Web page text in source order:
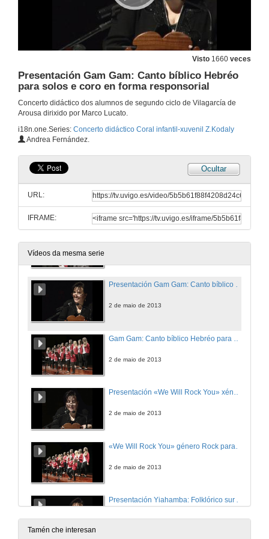
Visto 1660 veces
Presentación Gam Gam: Canto bíblico Hebréo
para solos e coro en forma responsorial
Concerto didáctico dos alumnos de segundo ciclo de Vilagarcía de
Arousa dirixido por Marco Lucato.
i18n.one.Series: Concerto didáctico Coral infantil-xuvenil Z.Kodaly
Andrea Fernández.
Ocultar
URL:
IFRAME:
Vídeos da mesma serie
2 de maio de 2013
2 de maio de 2013
Presentación We are the World: Solos e coro a unísono
2 de maio de 2013
We are the World: Solos y coro a unísono
Presentación Gam Gam: Canto bíblico Hebréo para solos e coro en forma responsorial
2 de maio de 2013
2 de maio de 2013
Presentación «We Will Rock You» xénero Rock para solo coro e guitarra a 1 voz
2 de maio de 2013
2 de maio de 2013
Presentación Yiahamba: Folklórico sur Africano.
2 de maio de 2013
Tamén che interesan